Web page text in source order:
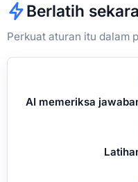
Berlatih
Perkuat aturan itu dalam
AI memeriksa